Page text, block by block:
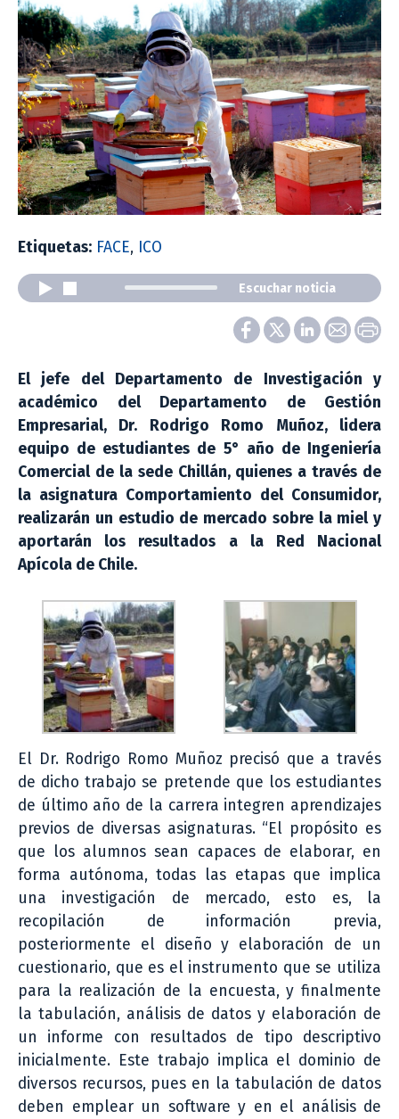
Etiquetas: FACE, ICO
Escuchar noticia
El jefe del Departamento de Investigación y
académico del Departamento de Gestión
Empresarial, Dr. Rodrigo Romo Muñoz, lidera
equipo de estudiantes de 5° año de Ingeniería
Comercial de la sede Chillán, quienes a través de
la asignatura Comportamiento del Consumidor,
realizarán un estudio de mercado sobre la miel y
aportarán los resultados a la Red Nacional
Apícola de Chile.
El Dr. Rodrigo Romo Muñoz precisó que a través
de dicho trabajo se pretende que los estudiantes
de último año de la carrera integren aprendizajes
previos de diversas asignaturas. “El propósito es
que los alumnos sean capaces de elaborar, en
forma autónoma, todas las etapas que implica
una investigación de mercado, esto es, la
recopilación de información previa,
posteriormente el diseño y elaboración de un
cuestionario, que es el instrumento que se utiliza
para la realización de la encuesta, y finalmente
la tabulación, análisis de datos y elaboración de
un informe con resultados de tipo descriptivo
inicialmente. Este trabajo implica el dominio de
diversos recursos, pues en la tabulación de datos
deben emplear un software y en el análisis de